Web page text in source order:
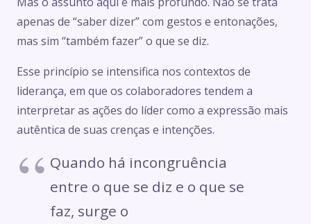
apenas de “saber dizer” com gestos e entonações,
mas sim “também fazer” o que se diz.
Esse princípio se intensifica nos contextos de
liderança, em que os colaboradores tendem a
interpretar as ações do líder como a expressão mais
autêntica de suas crenças e intenções.
Quando há incongruência
entre o que se diz e o que se
faz, surge o